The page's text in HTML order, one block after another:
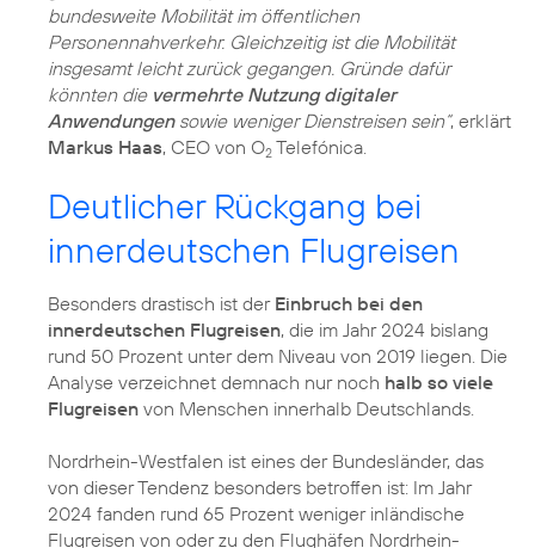
bundesweite Mobilität im öffentlichen
Personennahverkehr. Gleichzeitig ist die Mobilität
insgesamt leicht zurück gegangen. Gründe dafür
könnten die vermehrte Nutzung digitaler
Anwendungensowie weniger Dienstreisen sein“, erklärt
Markus Haas, CEO von O2 Telefónica.
Deutlicher Rückgang bei
innerdeutschen Flugreisen
Besonders drastisch ist der Einbruch bei den
innerdeutschen Flugreisen, die im Jahr 2024 bislang
rund 50 Prozent unter dem Niveau von 2019 liegen. Die
Analyse verzeichnet demnach nur noch halb so viele
Flugreisen von Menschen innerhalb Deutschlands.
Nordrhein-Westfalen ist eines der Bundesländer, das
von dieser Tendenz besonders betroffen ist: Im Jahr
2024 fanden rund 65 Prozent weniger inländische
Flugreisen von oder zu den Flughäfen Nordrhein-